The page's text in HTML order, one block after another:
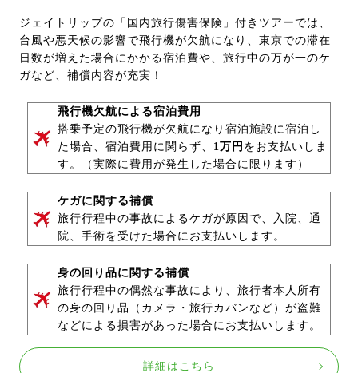
ジェイトリップの「国内旅行傷害保険」付きツアーでは、
台風や悪天候の影響で飛行機が欠航になり、東京での滞在
日数が増えた場合にかかる宿泊費や、旅行中の万が一のケ
ガなど、補償内容が充実！
飛行機欠航による宿泊費用
搭乗予定の飛行機が欠航になり宿泊施設に宿泊し
た場合、宿泊費用に関らず、 1万円 をお支払いしま
す。（実際に費用が発生した場合に限ります）
ケガに関する補償
旅行行程中の事故によるケガが原因で、入院、通
院、手術を受けた場合にお支払いします。
身の回り品に関する補償
旅行行程中の偶然な事故により、旅行者本人所有
の身の回り品（カメラ・旅行カバンなど）が盗難
などによる損害があった場合にお支払いします。
詳細はこちら